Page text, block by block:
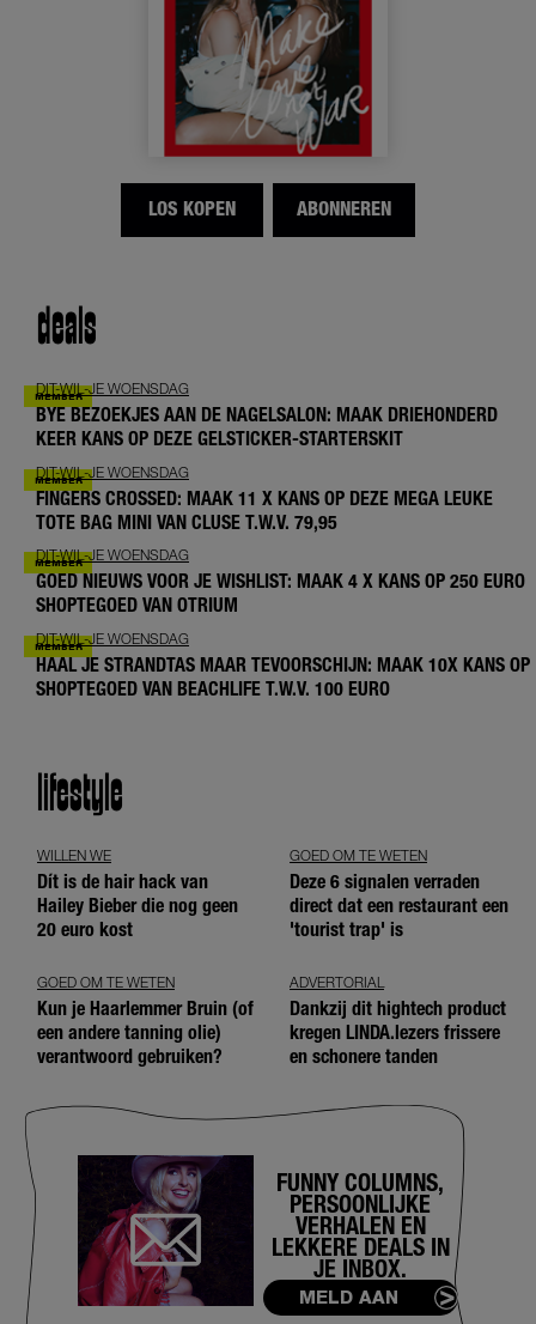
LOS KOPEN ABONNEREN
deals
DIT-WIL-JE WOENSDAG
BYE BEZOEKJES AAN DE NAGELSALON: MAAK DRIEHONDERD
KEER KANS OP DEZE GELSTICKER-STARTERSKIT
DIT-WIL-JE WOENSDAG
FINGERS CROSSED: MAAK 11 X KANS OP DEZE MEGA LEUKE
TOTE BAG MINI VAN CLUSE T.W.V. 79,95
DIT-WIL-JE WOENSDAG
GOED NIEUWS VOOR JE WISHLIST: MAAK 4 X KANS OP 250 EURO
SHOPTEGOED VAN OTRIUM
DIT-WIL-JE WOENSDAG
HAAL JE STRANDTAS MAAR TEVOORSCHIJN: MAAK 10X KANS OP
SHOPTEGOED VAN BEACHLIFE T.W.V. 100 EURO
lifestyle
WILLEN WE
Dít is de hair hack van
Hailey Bieber die nog geen
20 euro kost
GOED OM TE WETEN
Deze 6 signalen verraden
direct dat een restaurant een
'tourist trap' is
GOED OM TE WETEN
Kun je Haarlemmer Bruin (of
een andere tanning olie)
verantwoord gebruiken?
ADVERTORIAL
Dankzij dit hightech product
kregen LINDA.lezers frissere
en schonere tanden
FUNNY COLUMNS,
PERSOONLIJKE
VERHALEN EN
LEKKERE DEALS IN
JE INBOX.
MELD AAN